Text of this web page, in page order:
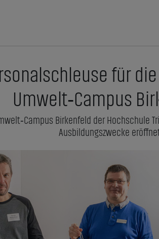
für
Umwelt‑Campus
Birkenfeld der
Ausbildungszwecke